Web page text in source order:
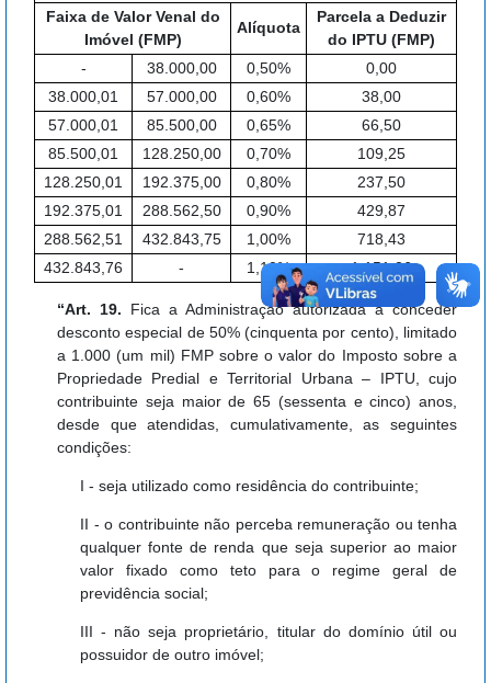
Faixa de Valor Venal do
Imóvel (FMP)
Alíquota
Parcela a Deduzir
do IPTU (FMP)
-
38.000,00 0,50%
0,00
38.000,01
57.000,00 0,60%
38,00
57.000,01
85.500,00 0,65%
66,50
85.500,01
128.250,00 0,70%
109,25
128.250,01
192.375,00 0,80%
237,50
192.375,01
288.562,50 0,90%
429,87
288.562,51
432.843,75 1,00%
718,43
432.843,76
- 1,10% 1.151,26
“Art. 19. Fica a Administração autorizada a conceder
desconto especial de 50% (cinquenta por cento), limitado
a 1.000 (um mil) FMP sobre o valor do Imposto sobre a
Propriedade Predial e Territorial Urbana – IPTU, cujo
contribuinte seja maior de 65 (sessenta e cinco) anos,
desde que atendidas, cumulativamente, as seguintes
condições:
I - seja utilizado como residência do contribuinte;
II - o contribuinte não perceba remuneração ou tenha
qualquer fonte de renda que seja superior ao maior
valor fixado como teto para o regime geral de
previdência social;
III - não seja proprietário, titular do domínio útil ou
possuidor de outro imóvel;